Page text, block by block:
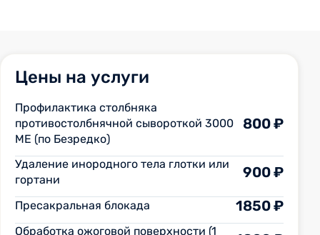
Цены на услуги
Профилактика столбняка
противостолбнячной сывороткой 3000
МЕ (по Безредко)
800 ₽
Удаление инородного тела глотки или
гортани
900 ₽
Пресакральная блокада 1850 ₽
Обработка ожоговой поверхности (1